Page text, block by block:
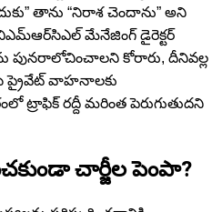
తాను “నిరాశ చెందాను” అని
మేనేజింగ్ డైరెక్టర్
పునరాలోచించాలని కోరారు, దీనివ‌ల్ల
ప్రైవేట్ వాహనాలకు
ట్రాఫిక్ ర‌ద్దీ మ‌రింత పెరుగుతుద‌ని
చార్జీల పెంపా?